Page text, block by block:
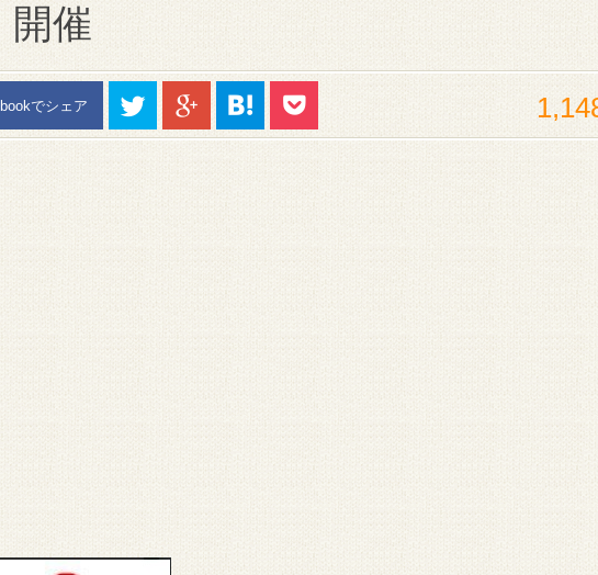
開催
でシェア